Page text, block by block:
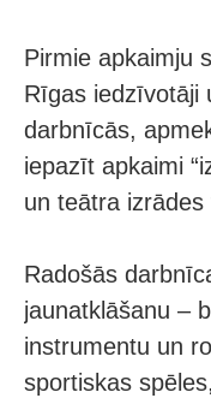
Pirmie apkaimju
Rīgas iedzīvotāji
darbnīcās,
iepazīt apkaimi
un teātra
Radošās
jaunatklāšanu –
instrumentu un
sportiskas